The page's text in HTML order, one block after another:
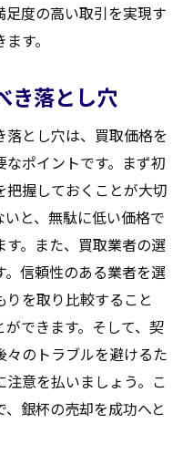
度の高い取引を実現す
す。
き落とし穴
とし穴は、買取価格を
ポイントです。まず初
握しておくことが大切
と、無駄に低い価格で
。また、買取業者の選
信頼性のある業者を選
を取り比較すること
できます。そして、契
のトラブルを避けるた
意を払いましょう。こ
銀杯の売却を成功へと